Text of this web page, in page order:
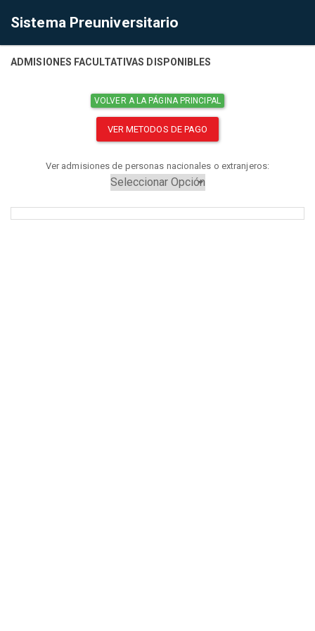
Sistema Preuniversitario
ADMISIONES FACULTATIVAS DISPONIBLES
VOLVER A LA PÁGINA PRINCIPAL
VER METODOS DE PAGO
Ver admisiones de personas nacionales o extranjeros: